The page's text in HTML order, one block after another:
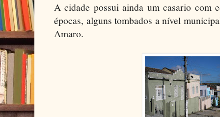
A cidade possui ainda um casario com
épocas, alguns tombados a nível
Amaro.